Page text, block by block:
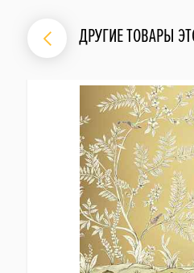
ДРУГИЕ ТОВАРЫ